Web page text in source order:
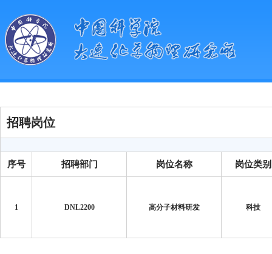
招聘岗位
序号 招聘部门 岗位名称 岗位类别
1 DNL2200 高分子材料研发 科技